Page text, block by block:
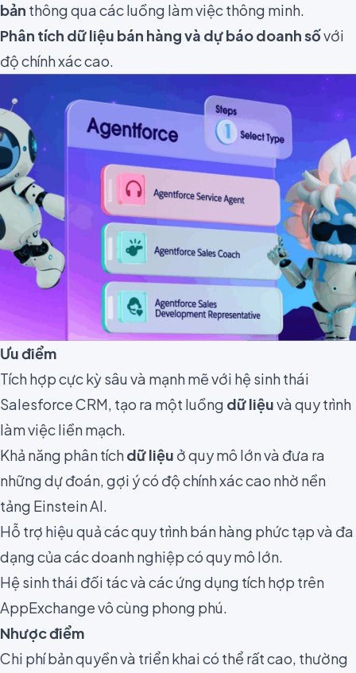
bản thông qua các luồng làm việc thông minh.
Phân tích dữ liệu bán hàng và dự báo doanh sốvới
độ chính xác cao.
Ưu điểm
Tích hợp cực kỳ sâu và mạnh mẽ với hệ sinh thái
Salesforce CRM, tạo ra một luồng dữ liệuvà quy trình
làm việc liền mạch.
Khả năng phân tíchdữ liệu ở quy mô lớn và đưa ra
những dự đoán, gợi ý có độ chính xác cao nhờ nền
tảng Einstein AI.
Hỗ trợ hiệu quả các quy trình bán hàng phức tạp và đa
dạng của các doanh nghiệp có quy mô lớn.
Hệ sinh thái đối tác và các ứng dụng tích hợp trên
AppExchange vô cùng phong phú.
Nhược điểm
Chi phí bản quyền và triển khai có thể rất cao, thường